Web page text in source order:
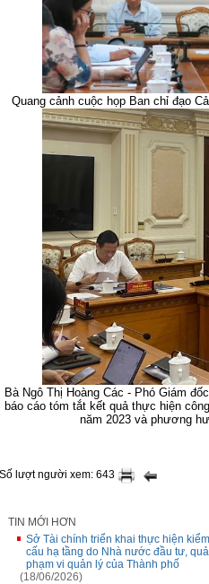
Quang cảnh cuộc họp Ban chỉ đạo
Bà Ngô Thị Hoàng Các - Phó Giám
báo cáo tóm tắt kết quả thực hiện
năm 2023 và phương
Số lượt người xem: 643
TIN MỚI HƠN
Sở Tài chính triển khai thực hiện
cấu hạ tầng do Nhà nước đầu tư,
phạm vi quản lý của Thành phố
(18/06/2026)